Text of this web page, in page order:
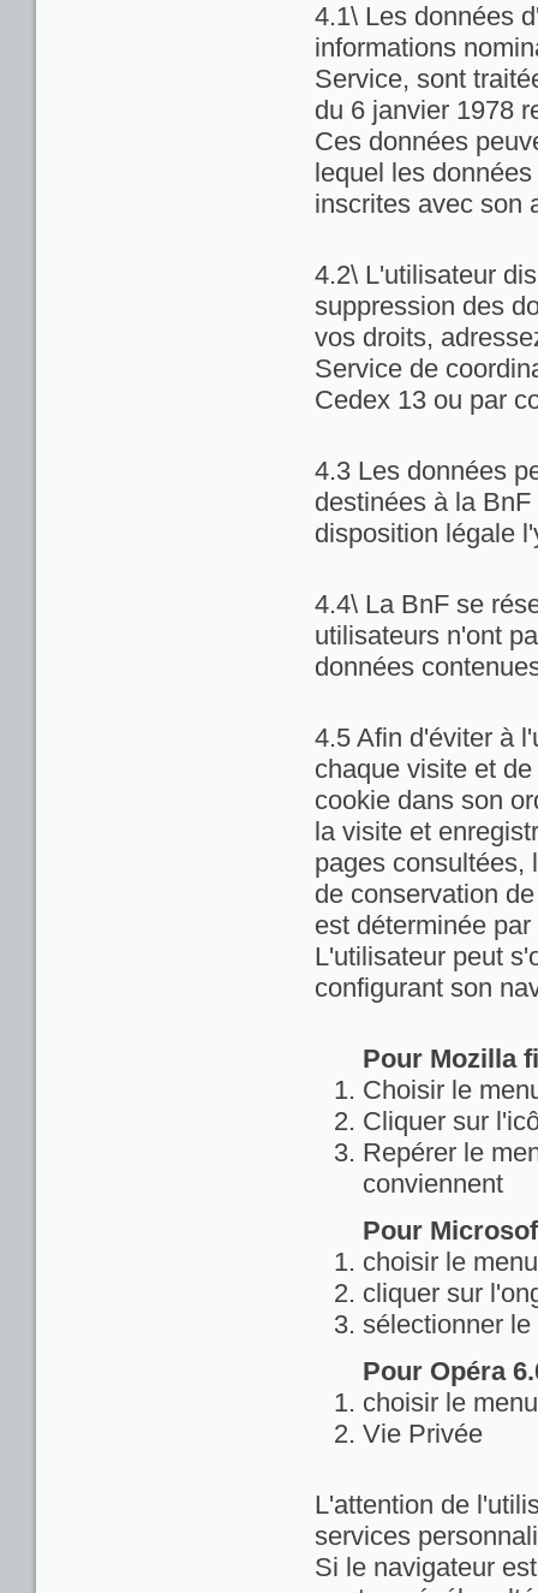
4.1\ Les données
informations
Service, sont
du 6 janvier 1978
Ces données
lequel les
inscrites avec son
4.2\ L'utilisateur
suppression des
vos droits,
Service de
Cedex 13 ou par
4.3 Les données
destinées à la
disposition légale
4.4\ La BnF se
utilisateurs n'ont
données
4.5 Afin d'éviter à
chaque visite et
cookie dans son
la visite et
pages consultées,
de conservation
est déterminée
L'utilisateur peut
configurant son
Pour Mozilla
Choisir le
Cliquer sur
Repérer le
conviennent
Pour
choisir le
cliquer sur
sélectionner
Pour Opéra
choisir le
Vie Privée
L'attention de
services
Si le navigateur